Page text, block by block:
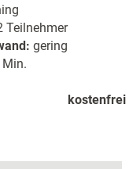
Teilnehmer
gering
kostenfrei